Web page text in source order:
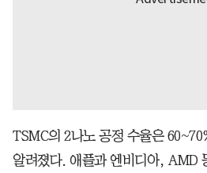
TSMC의 2나노 공정 수율은
알려졌다. 애플과 엔비디아, AMD